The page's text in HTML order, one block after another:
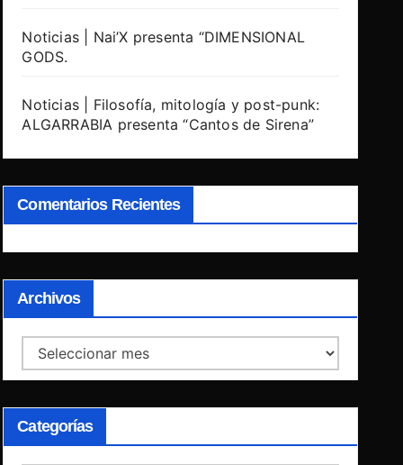
Noticias | Nai’X presenta “DIMENSIONAL
GODS.
Noticias | Filosofía, mitología y post-punk:
ALGARRABIA presenta “Cantos de Sirena”
Comentarios Recientes
Archivos
Archivos
Categorías